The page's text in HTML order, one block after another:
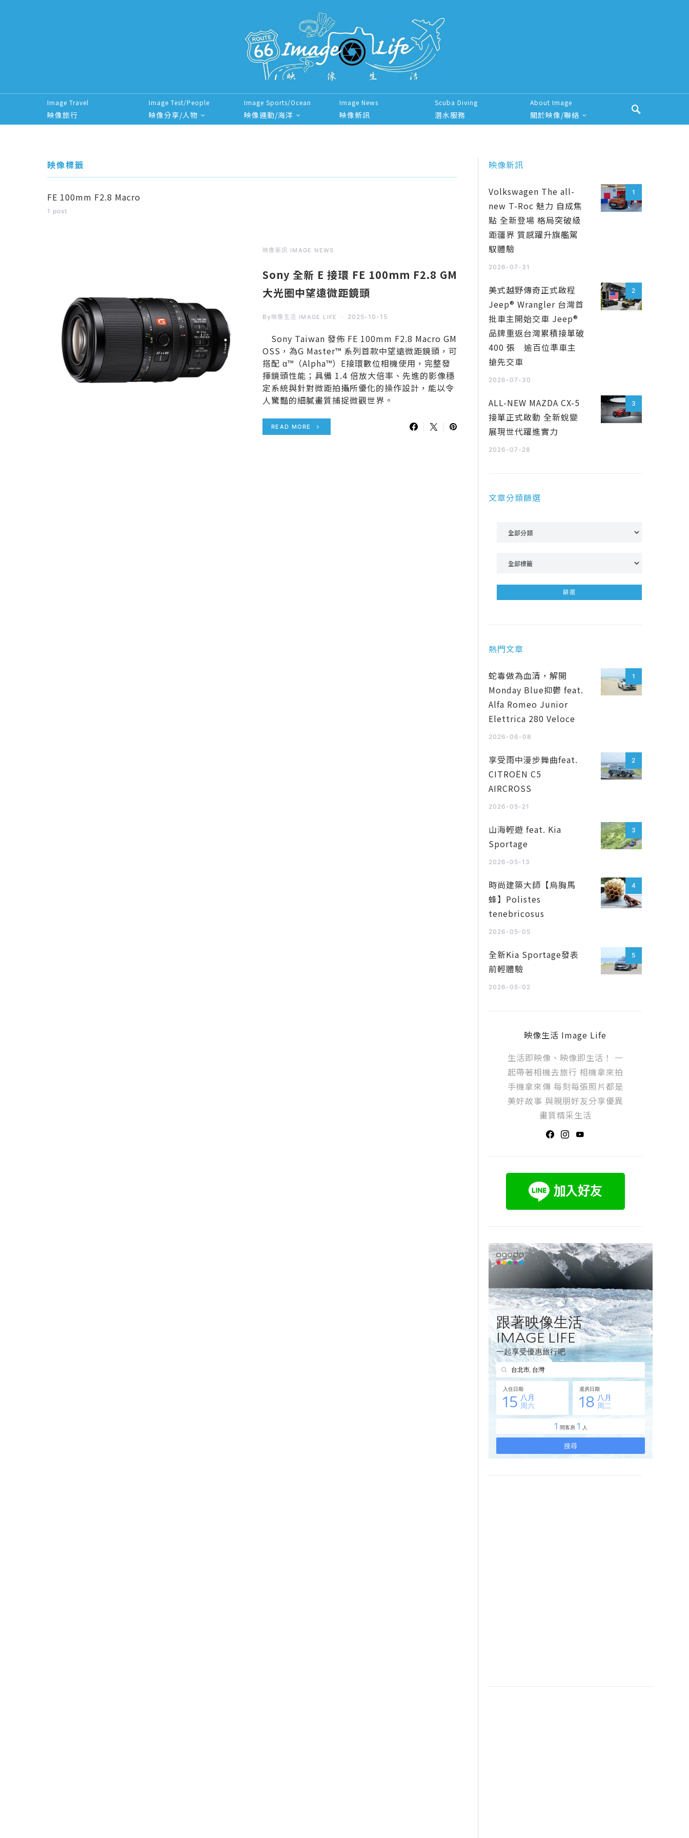
Image Travel
映像旅行
Image Test/People
映像分享/人物
Image Sports/Ocean
映像運動/海洋
Image News
映像新訊
Scuba Diving
潛水服務
About Image
關於映像/聯絡
Search for:
映像標籤
FE 100mm F2.8 Macro
1 post
映像新訊 IMAGE NEWS
Sony 全新 E 接環 FE 100mm F2.8 GM
大光圈中望遠微距鏡頭
By 映像生活 IMAGE LIFE 2025-10-15
Sony Taiwan 發佈 FE 100mm F2.8 Macro GM
OSS，為G Master™ 系列首款中望遠微距鏡頭，可
搭配 α™（Alpha™）E接環數位相機使用，完整發
揮鏡頭性能；具備 1.4 倍放大倍率、先進的影像穩
定系統與針對微距拍攝所優化的操作設計，能以令
人驚豔的細膩畫質捕捉微觀世界。
READ MORE
映像新訊
1
Volkswagen The all-
new T-Roc 魅力 自成焦
點 全新登場 格局突破級
距疆界 質感躍升旗艦駕
馭體驗
2026-07-31
2
美式越野傳奇正式啟程
Jeep® Wrangler 台灣首
批車主開始交車 Jeep®
品牌重返台灣累積接單破
400 張 逾百位準車主
搶先交車
2026-07-30
3
ALL-NEW MAZDA CX-5
接單正式啟動 全新蛻變
展現世代躍進實力
2026-07-28
文章分類篩選
熱門文章
1
蛇毒做為血清，解開
Monday Blue抑鬱 feat.
Alfa Romeo Junior
Elettrica 280 Veloce
2026-06-08
2
享受雨中漫步舞曲feat.
CITROËN C5
AIRCROSS
2026-05-21
3
山海輕遊 feat. Kia
Sportage
2026-05-13
4
時尚建築大師【烏胸馬
蜂】Polistes
tenebricosus
2026-05-05
5
全新Kia Sportage發表
前輕體驗
2026-05-02
映像生活 Image Life
生活即映像、映像即生活！ 一
起帶著相機去旅行 相機拿來拍
手機拿來傳 每刻每張照片都是
美好故事 與親朋好友分享優異
畫質精采生活